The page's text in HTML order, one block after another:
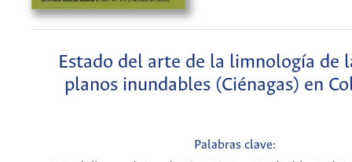
Estado del arte de la limnología de
planos inundables (Ciénagas) en
Palabras clave: